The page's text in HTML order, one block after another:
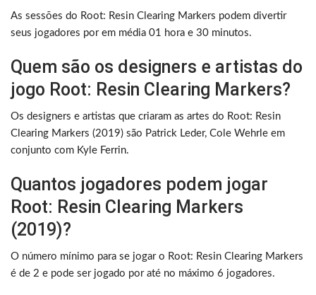
As sessões do Root: Resin Clearing Markers podem divertir
seus jogadores por em média 01 hora e 30 minutos.
Quem são os designers e artistas do
jogo Root: Resin Clearing Markers?
Os designers e artistas que criaram as artes do Root: Resin
Clearing Markers (2019) são Patrick Leder, Cole Wehrle em
conjunto com Kyle Ferrin.
Quantos jogadores podem jogar
Root: Resin Clearing Markers
(2019)?
O número mínimo para se jogar o Root: Resin Clearing Markers
é de 2 e pode ser jogado por até no máximo 6 jogadores.